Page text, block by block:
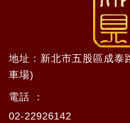
地址 : 新北市五股區成泰
車場)
電話 ：
02-22926142